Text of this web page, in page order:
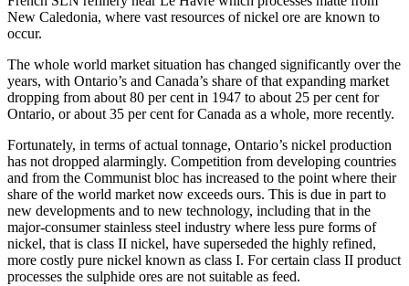
New Caledonia, where vast resources of nickel ore are known to
occur.
The whole world market situation has changed significantly over the
years, with Ontario’s and Canada’s share of that expanding market
dropping from about 80 per cent in 1947 to about 25 per cent for
Ontario, or about 35 per cent for Canada as a whole, more recently.
Fortunately, in terms of actual tonnage, Ontario’s nickel production
has not dropped alarmingly. Competition from developing countries
and from the Communist bloc has increased to the point where their
share of the world market now exceeds ours. This is due in part to
new developments and to new technology, including that in the
major-consumer stainless steel industry where less pure forms of
nickel, that is class II nickel, have superseded the highly refined,
more costly pure nickel known as class I. For certain class II product
processes the sulphide ores are not suitable as feed.